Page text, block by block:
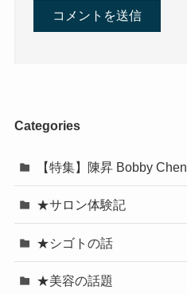
Categories
【特集】陳昇 Bobby Chen
★サロン体験記
★シゴトの話
★美容の話題